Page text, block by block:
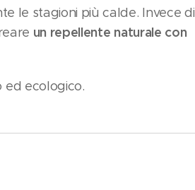
le stagioni più calde. Invece di
un repellente naturale con
ed ecologico.